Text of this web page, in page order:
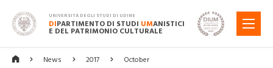
UNIVERSITÀ DEGLI STUDI DI UDINE
DIPARTIMENTO DI STUDI UMANISTICI
E DEL PATRIMONIO CULTURALE
MENU
News 2017 October